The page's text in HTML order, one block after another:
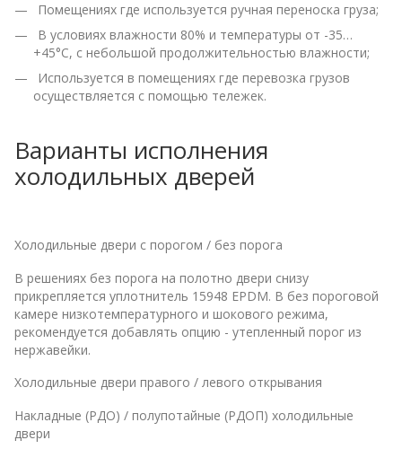
Помещениях где используется ручная переноска груза;
В условиях влажности 80% и температуры от -35…
+45°С, с небольшой продолжительностью влажности;
Используется в помещениях где перевозка грузов
осуществляется с помощью тележек.
Варианты исполнения
холодильных дверей
Холодильные двери с порогом / без порога
В решениях без порога на полотно двери снизу
прикрепляется уплотнитель 15948 EPDM. В без пороговой
камере низкотемпературного и шокового режима,
рекомендуется добавлять опцию - утепленный порог из
нержавейки.
Холодильные двери правого / левого открывания
Накладные (РДО) / полупотайные (РДОП) холодильные
двери